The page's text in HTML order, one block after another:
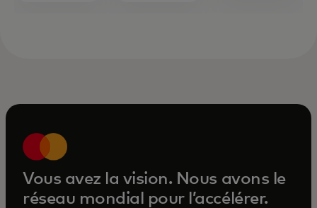
Vous avez la vision. Nous avons le
réseau mondial pour l’accélérer.